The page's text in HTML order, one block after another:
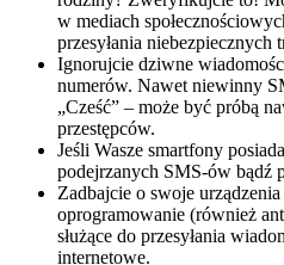
w mediach
przesyłania niebezpiecznych
Ignorujcie dziwne
numerów. Nawet niewinny
„Cześć” – może być próbą
przestępców.
Jeśli Wasze smartfony
podejrzanych SMS-ów bądź
Zadbajcie o swoje
oprogramowanie (również
służące do przesyłania
internetowe.